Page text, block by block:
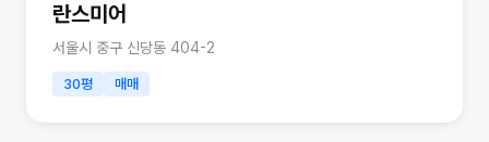
란스미어
서울시 중구 신당동 404-2
30평 매매